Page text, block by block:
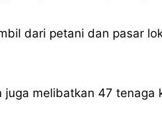
dari petani dan pasar
melibatkan 47